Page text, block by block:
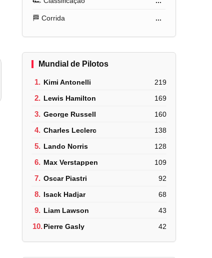
🏁 Corrida ...
Mundial de Pilotos
1. Kimi Antonelli 219
2. Lewis Hamilton 169
3. George Russell 160
4. Charles Leclerc 138
5. Lando Norris 128
6. Max Verstappen 109
7. Oscar Piastri 92
8. Isack Hadjar 68
9. Liam Lawson 43
10.Pierre Gasly 42